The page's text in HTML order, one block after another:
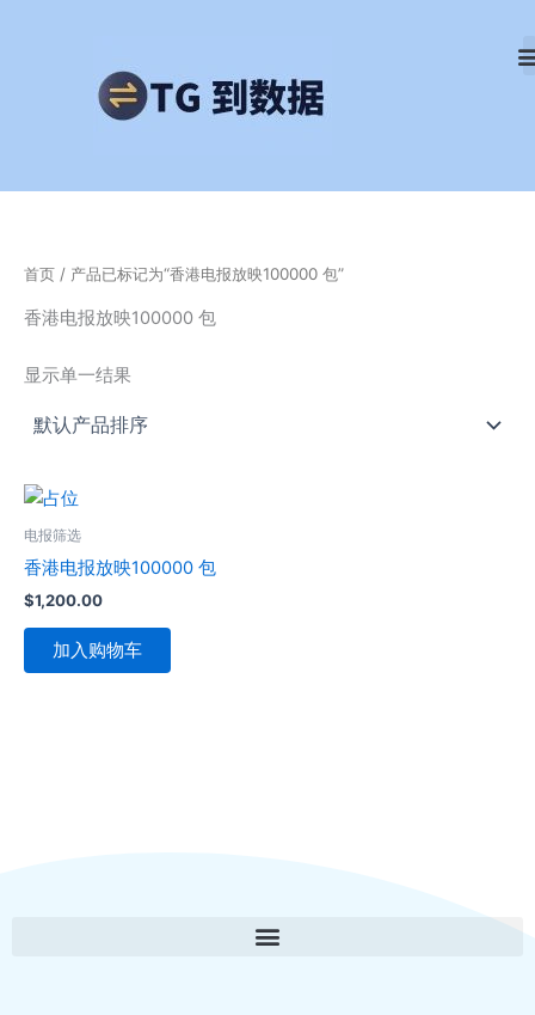
首页 / 产品已标记为“香港电报放映100000 包”
香港电报放映100000 包
显示单一结果
电报筛选
香港电报放映100000 包
$1,200.00
加入购物车